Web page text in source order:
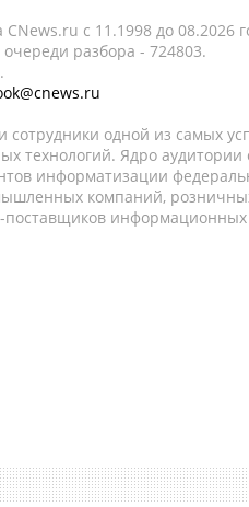
c 11.1998 до 08.2026
разбора - 724803.
сотрудники одной из самых
технологий. Ядро
информатизации
компаний,
информационных